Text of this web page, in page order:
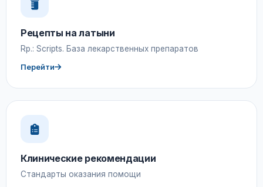
Рецепты на латыни
Rp.: Scripts. База лекарственных препаратов
Перейти
Клинические рекомендации
Стандарты оказания помощи